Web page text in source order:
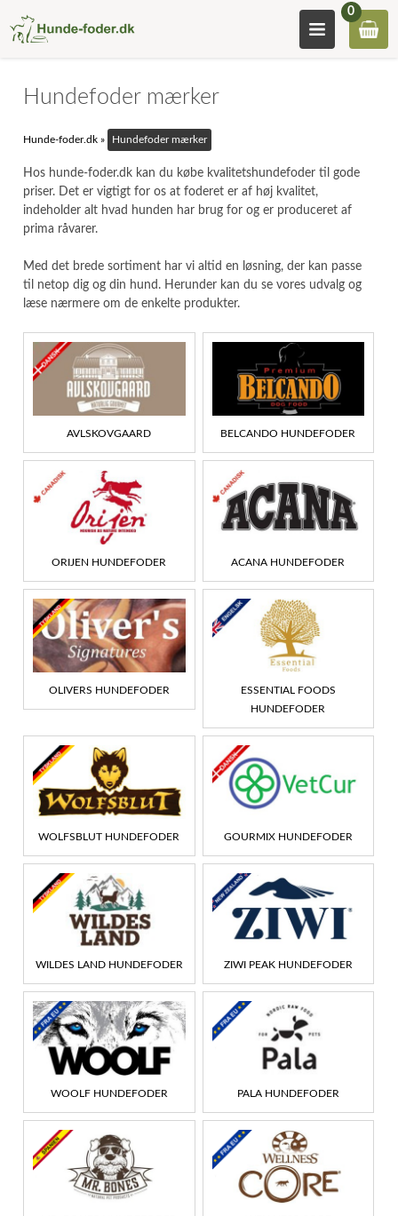
0
Hundefoder mærker
Hunde-foder.dk » Hundefoder mærker
Hos hunde-foder.dk kan du købe kvalitetshundefoder til gode
priser. Det er vigtigt for os at foderet er af høj kvalitet,
indeholder alt hvad hunden har brug for og er produceret af
prima råvarer.
Med det brede sortiment har vi altid en løsning, der kan passe
til netop dig og din hund. Herunder kan du se vores udvalg og
læse nærmere om de enkelte produkter.
AVLSKOVGAARD BELCANDO HUNDEFODER
ORIJEN HUNDEFODER ACANA HUNDEFODER
OLIVERS HUNDEFODER
ESSENTIAL FOODS
HUNDEFODER
WOLFSBLUT HUNDEFODER GOURMIX HUNDEFODER
WILDES LAND HUNDEFODER ZIWI PEAK HUNDEFODER
WOOLF HUNDEFODER PALA HUNDEFODER